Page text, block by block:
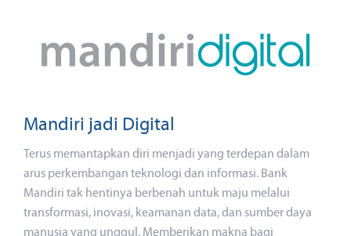
Mandiri jadi Digital
Terus memantapkan diri menjadi yang terdepan dalam
arus perkembangan teknologi dan informasi. Bank
Mandiri tak hentinya berbenah untuk maju melalui
transformasi, inovasi, keamanan data, dan sumber daya
manusia yang unggul. Memberikan makna bagi